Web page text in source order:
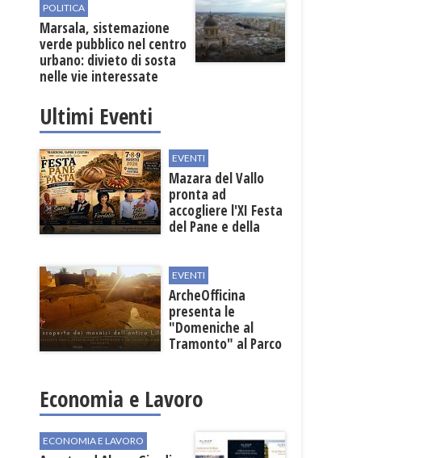
POLITICA
Marsala, sistemazione
verde pubblico nel centro
urbano: divieto di sosta
nelle vie interessate
Ultimi Eventi
EVENTI
Mazara del Vallo
pronta ad
accogliere l'XI Festa
del Pane e della
EVENTI
ArcheOfficina
presenta le
"Domeniche al
Tramonto" al Parco
Economia e Lavoro
ECONOMIA E LAVORO